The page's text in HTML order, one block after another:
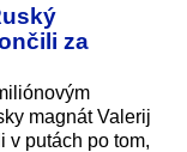
za
magnát Valerij
v putách po tom,